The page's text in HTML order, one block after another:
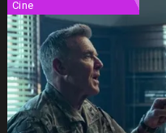
Cine